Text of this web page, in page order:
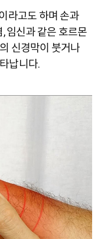
라고도 하며 손과
임신과 같은 호르몬
신경막이 붓거나
납니다.